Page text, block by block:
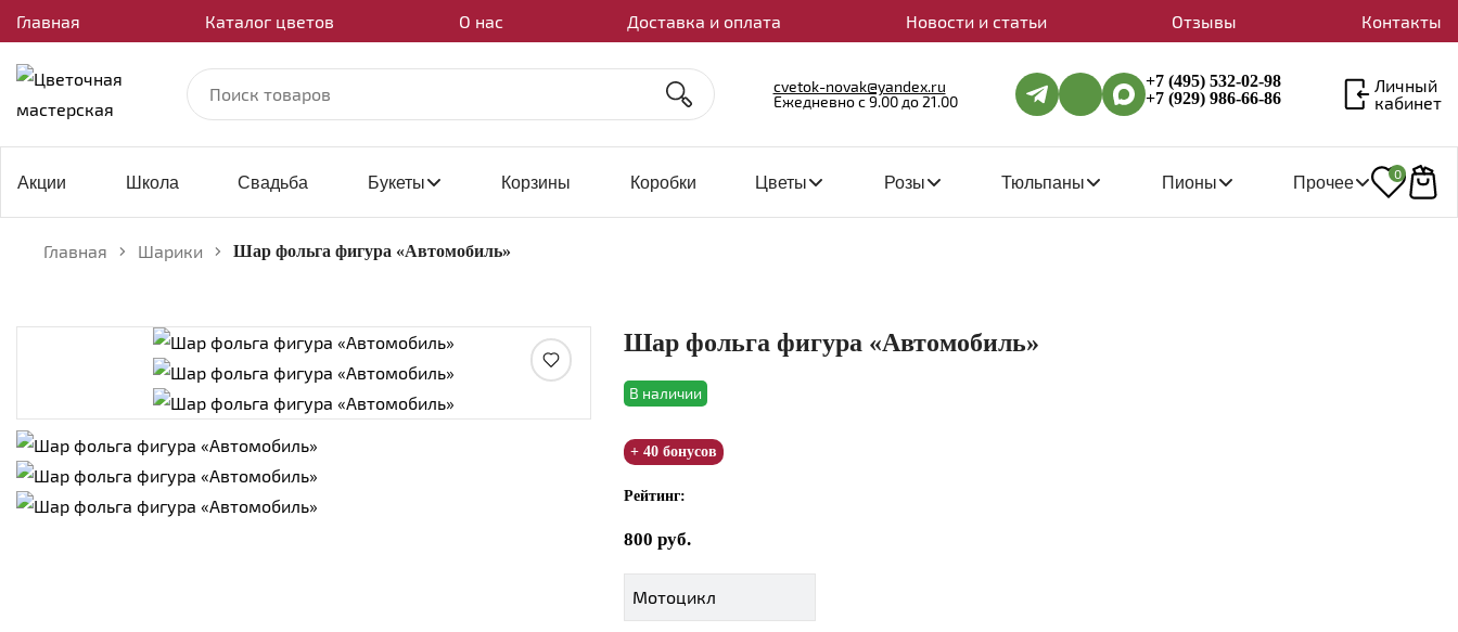
Главная Каталог цветов О нас Доставка и оплата Новости и статьи Отзывы Контакты
cvetok-novak@yandex.ru
Ежедневно с 9.00 до 21.00
+7 (495) 532-02-98
+7 (929) 986-66-86
Личный
кабинет
Акции Школа Свадьба Букеты Корзины Коробки Цветы Розы Тюльпаны Пионы Прочее 0
Главная Шарики Шар фольга фигура «Автомобиль»
Шар фольга фигура «Автомобиль»
В наличии
+ 40 бонусов
Рейтинг:
800 руб.